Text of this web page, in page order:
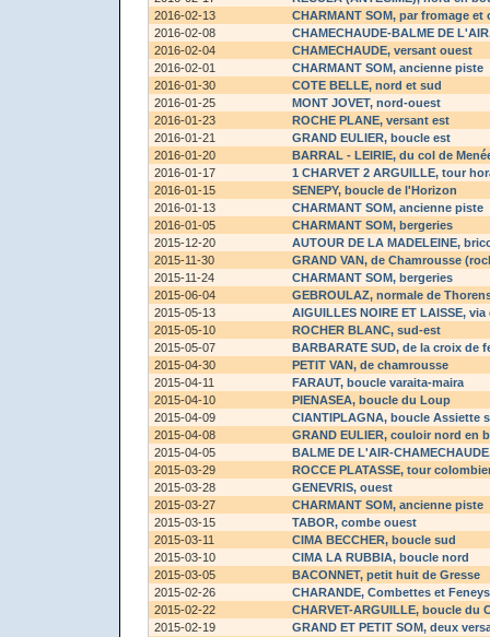
2016-02-13
CHARMANT SOM, par fromage et
2016-02-08
CHAMECHAUDE-BALME DE L'AIR
2016-02-04
CHAMECHAUDE, versant ouest
2016-02-01
CHARMANT SOM, ancienne piste
2016-01-30
COTE BELLE, nord et sud
2016-01-25
MONT JOVET, nord-ouest
2016-01-23
ROCHE PLANE, versant est
2016-01-21
GRAND EULIER, boucle est
2016-01-20
BARRAL - LEIRIE, du col de
2016-01-17
1 CHARVET 2 ARGUILLE, tour
2016-01-15
SENEPY, boucle de l'Horizon
2016-01-13
CHARMANT SOM, ancienne piste
2016-01-05
CHARMANT SOM, bergeries
2015-12-20
AUTOUR DE LA MADELEINE,
2015-11-30
GRAND VAN, de Chamrousse
2015-11-24
CHARMANT SOM, bergeries
2015-06-04
GEBROULAZ, normale de
2015-05-13
AIGUILLES NOIRE ET LAISSE, via
2015-05-10
ROCHER BLANC, sud-est
2015-05-07
BARBARATE SUD, de la croix de
2015-04-30
PETIT VAN, de chamrousse
2015-04-11
FARAUT, boucle varaita-maira
2015-04-10
PIENASEA, boucle du Loup
2015-04-09
CIANTIPLAGNA, boucle Assiette
2015-04-08
GRAND EULIER, couloir nord en
2015-04-05
BALME DE L'AIR-CHAMECHAUDE
2015-03-29
ROCCE PLATASSE, tour
2015-03-28
GENEVRIS, ouest
2015-03-27
CHARMANT SOM, ancienne piste
2015-03-15
TABOR, combe ouest
2015-03-11
CIMA BECCHER, boucle sud
2015-03-10
CIMA LA RUBBIA, boucle nord
2015-03-05
BACONNET, petit huit de Gresse
2015-02-26
CHARANDE, Combettes et Feneys
2015-02-22
CHARVET-ARGUILLE, boucle du
2015-02-19
GRAND ET PETIT SOM, deux